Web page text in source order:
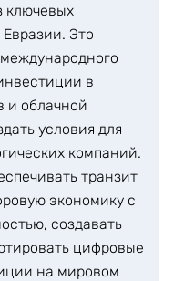
ключевых
Это
в
и облачной
условия для
компаний.
транзит
экономику с
создавать
цифровые
на мировом